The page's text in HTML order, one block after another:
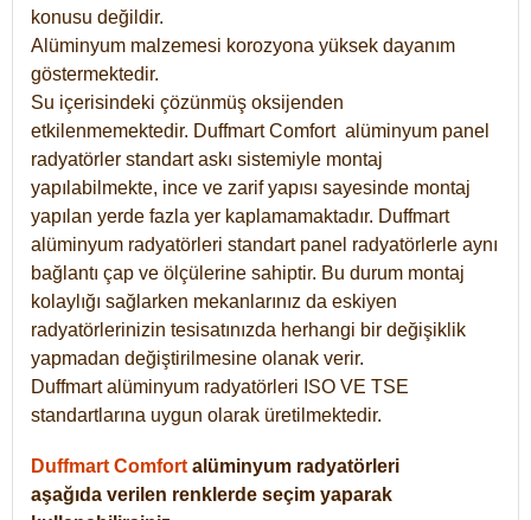
konusu değildir.
Alüminyum malzemesi korozyona yüksek dayanım
göstermektedir.
Su içerisindeki çözünmüş oksijenden
etkilenmemektedir. DuffmartComfort alüminyum panel
radyatörler standart askı sistemiyle montaj
yapılabilmekte, ince ve zarif yapısı sayesinde montaj
yapılan yerde fazla yer kaplamamaktadır. Duffmart
alüminyum radyatörleri standart panel radyatörlerle aynı
bağlantı çap ve ölçülerine sahiptir. Bu durum montaj
kolaylığı sağlarken mekanlarınız da eskiyen
radyatörlerinizin tesisatınızda herhangi bir değişiklik
yapmadan değiştirilmesine olanak verir.
Duffmart alüminyum radyatörleri ISO VE TSE
standartlarına uygun olarak üretilmektedir.
Duffmart Comfort alüminyum radyatörleri
aşağıda verilen renklerde seçim yaparak